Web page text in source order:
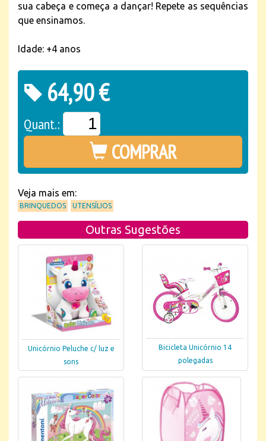
sua cabeça e começa a dançar! Repete as sequências
que ensinamos.
Idade: +4 anos
64,90 €
Quant.:
COMPRAR
Veja mais em:
BRINQUEDOS UTENSÍLIOS
Outras Sugestões
Unicórnio Peluche c/ luz e
sons
Bicicleta Unicórnio 14
polegadas